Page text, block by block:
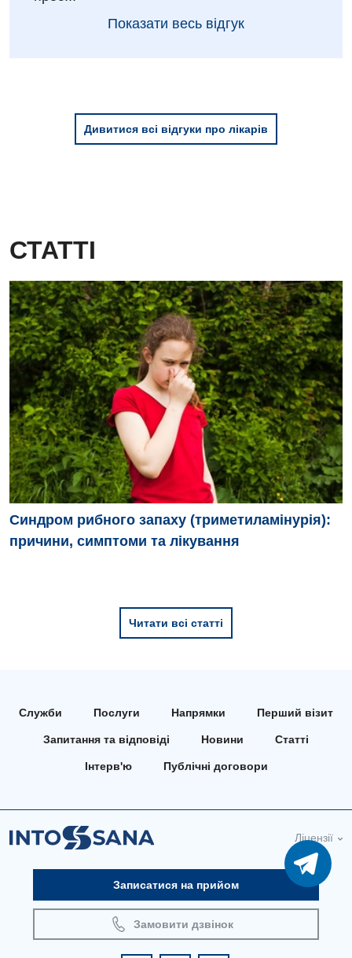
Дитяча гінекологія
Дитяча кардіоревматологія
Дитяча неврологія
Дитяча офтальмологія
Дитяча хірургія
Педіатрія
Показати весь відгук
Дивитися всі відгуки про лікарів
СТАТТІ
Синдром рибного запаху (триметиламінурія):
причини, симптоми та лікування
Читати всі статті
Служби Послуги Напрямки Перший візит
Запитання та відповіді Новини Статті
Інтерв'ю Публічні договори
Ліцензії
Записатися на прийом
Замовити дзвінок